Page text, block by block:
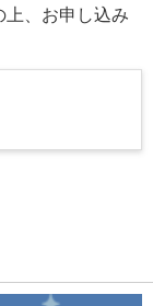
上、お申し込み